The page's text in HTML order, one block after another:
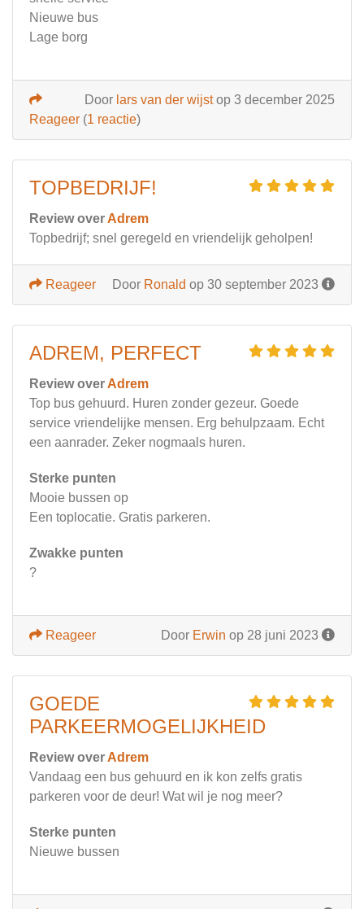
Nieuwe bus
Lage borg
Door lars van der wijstop 3 december 2025
Reageer (1 reactie)
TOPBEDRIJF!
Review over Adrem
Topbedrijf; snel geregeld en vriendelijk geholpen!
Door Ronald op 30 september 2023
Reageer
ADREM, PERFECT
Review over Adrem
Top bus gehuurd. Huren zonder gezeur. Goede
service vriendelijke mensen. Erg behulpzaam. Echt
een aanrader. Zeker nogmaals huren.
Sterke punten
Mooie bussen op
Een toplocatie. Gratis parkeren.
Zwakke punten
?
Door Erwin op 28 juni 2023
Reageer
GOEDE
PARKEERMOGELIJKHEID
Review over Adrem
Vandaag een bus gehuurd en ik kon zelfs gratis
parkeren voor de deur! Wat wil je nog meer?
Sterke punten
Nieuwe bussen